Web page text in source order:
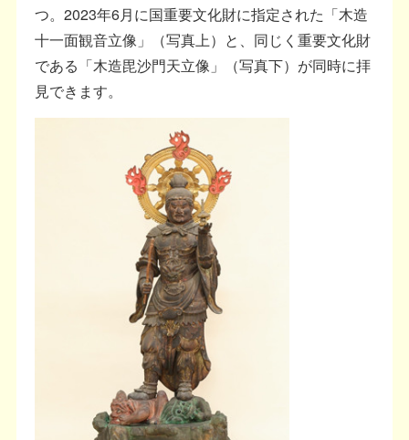
つ。2023年6月に国重要文化財に指定された「木造
十一面観音立像」（写真上）と、同じく重要文化財
である「木造毘沙門天立像」（写真下）が同時に拝
見できます。